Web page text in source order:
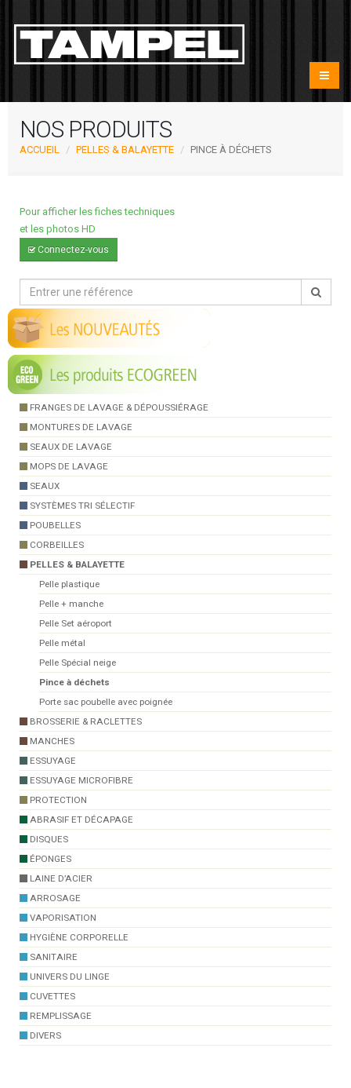
NOS PRODUITS
ACCUEIL PELLES & BALAYETTE PINCE À DÉCHETS
Pour afficher les fiches techniques
et les photos HD
Connectez-vous
FRANGES DE LAVAGE & DÉPOUSSIÉRAGE
MONTURES DE LAVAGE
SEAUX DE LAVAGE
MOPS DE LAVAGE
SEAUX
SYSTÈMES TRI SÉLECTIF
POUBELLES
CORBEILLES
PELLES & BALAYETTE
Pelle plastique
Pelle + manche
Pelle Set aéroport
Pelle métal
Pelle Spécial neige
Pince à déchets
Porte sac poubelle avec poignée
BROSSERIE & RACLETTES
MANCHES
ESSUYAGE
ESSUYAGE MICROFIBRE
PROTECTION
ABRASIF ET DÉCAPAGE
DISQUES
ÉPONGES
LAINE D’ACIER
ARROSAGE
VAPORISATION
HYGIÈNE CORPORELLE
SANITAIRE
UNIVERS DU LINGE
CUVETTES
REMPLISSAGE
DIVERS